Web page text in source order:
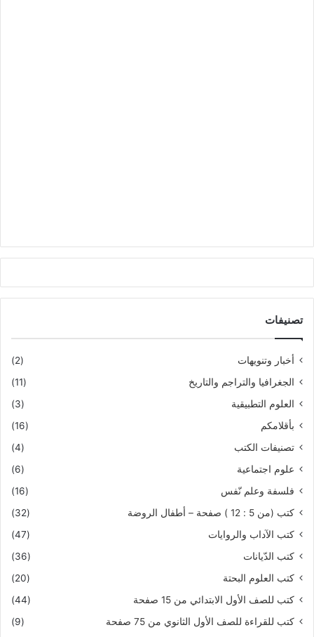
تصنيفات
أخبار وتنويهات
(2)
الجغرافيا والتراجم والتاريخ
(11)
العلوم التطبيقية
(3)
بأقلامكم
(16)
تصنيفات الكتب
(4)
علوم اجتماعية
(6)
فلسفة وعلم نّفس
(16)
كتب (من 5 : 12 ) صفحة – أطفال الروضة
(32)
كتب الآداب والروايات
(47)
كتب الدّيانات
(36)
كتب العلوم البحتة
(20)
كتب للصف الأول الابتدائي من 15 صفحة
(44)
كتب للقراءة للصف الأول الثانوي من 75 صفحة
(9)